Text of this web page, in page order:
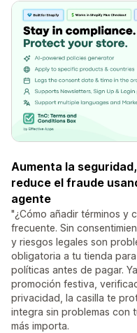
Aumenta la
reduce el fraude
agente
"¿Cómo añadir términos y
frecuente. Sin
y riesgos legales son
obligatoria a tu tienda
políticas antes de pagar.
promoción festiva,
privacidad, la casilla te
integra sin problemas con
más importa.